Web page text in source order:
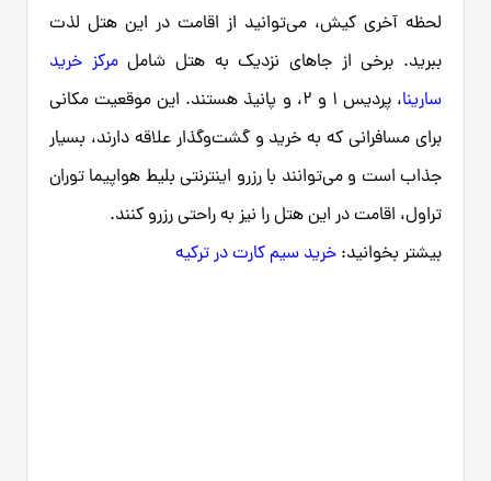
لحظه آخری کیش، می‌توانید از اقامت در این هتل لذت
ببرید. برخی از جاهای نزدیک به هتل شاملمرکز خرید
سارینا
، پردیس ۱ و ۲، و پانیذ هستند. این موقعیت مکانی
برای مسافرانی که به خرید و گشت‌وگذار علاقه دارند، بسیار
جذاب است و می‌توانند با رزرو اینترنتی بلیط هواپیما توران
تراول، اقامت در این هتل را نیز به راحتی رزرو کنند.
بیشتر بخوانید: خرید سیم کارت در ترکیه